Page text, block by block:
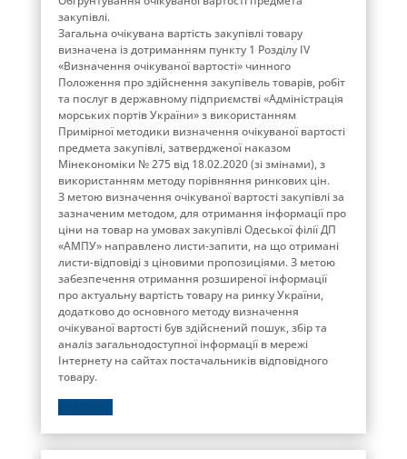
закупівлі.
Загальна очікувана вартість закупівлі товару
визначена із дотриманням пункту 1 Розділу ІV
«Визначення очікуваної вартості» чинного
Положення про здійснення закупівель товарів, робіт
та послуг в державному підприємстві «Адміністрація
морських портів України» з використанням
Примірної методики визначення очікуваної вартості
предмета закупівлі, затвердженої наказом
Мінекономіки № 275 від 18.02.2020 (зі змінами), з
використанням методу порівняння ринкових цін.
З метою визначення очікуваної вартості закупівлі за
зазначеним методом, для отримання інформації про
ціни на товар на умовах закупівлі Одеської філії ДП
«АМПУ» направлено листи-запити, на що отримані
листи-відповіді з ціновими пропозиціями. З метою
забезпечення отримання розширеної інформації
про актуальну вартість товару на ринку України,
додатково до основного методу визначення
очікуваної вартості був здійснений пошук, збір та
аналіз загальнодоступної інформації в мережі
Інтернету на сайтах постачальників відповідного
товару.